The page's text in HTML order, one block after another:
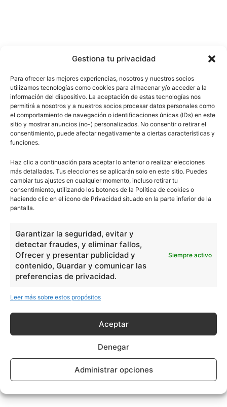
Gestiona tu privacidad
Para ofrecer las mejores experiencias, nosotros y nuestros socios
utilizamos tecnologías como cookies para almacenar y/o acceder a la
información del dispositivo. La aceptación de estas tecnologías nos
permitirá a nosotros y a nuestros socios procesar datos personales como
el comportamiento de navegación o identificaciones únicas (IDs) en este
sitio y mostrar anuncios (no-) personalizados. No consentir o retirar el
consentimiento, puede afectar negativamente a ciertas características y
funciones.
Haz clic a continuación para aceptar lo anterior o realizar elecciones
más detalladas. Tus elecciones se aplicarán solo en este sitio. Puedes
cambiar tus ajustes en cualquier momento, incluso retirar tu
consentimiento, utilizando los botones de la Política de cookies o
haciendo clic en el icono de Privacidad situado en la parte inferior de la
pantalla.
Garantizar la seguridad, evitar y
detectar fraudes, y eliminar fallos,
Ofrecer y presentar publicidad y
contenido, Guardar y comunicar las
preferencias de privacidad.
Siempre activo
Leer más sobre estos propósitos
Aceptar
Denegar
Administrar opciones